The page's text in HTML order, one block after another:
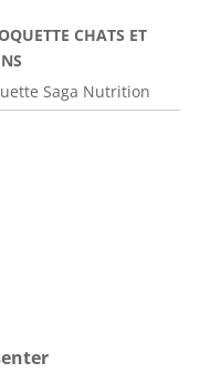
CHATS ET
Saga Nutrition